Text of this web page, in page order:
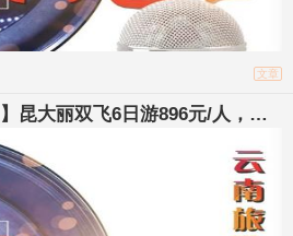
文章
昆大丽双飞6日游896元/人，可